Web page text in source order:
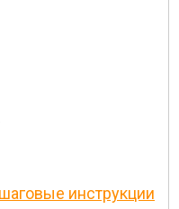
инструкции